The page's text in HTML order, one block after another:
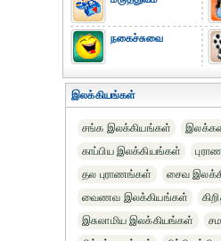
நகைச்சுவை
இலக்கியங்கள்
சங்க இலக்கியங்கள்
காப்பிய இலக்கியங்கள்
தல புராணங்கள்
சைவ
வைணவ இலக்கியங்கள்
இசுலாமிய இலக்கியங்கள்